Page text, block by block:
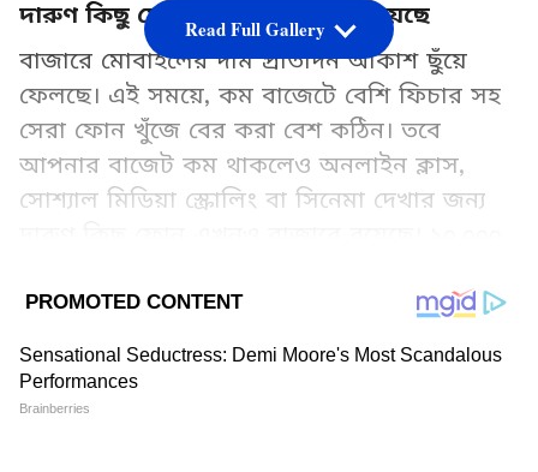
দারুণ কিছু ফোন এখনও বাজারে রয়েছে
বাজারে মোবাইলের দাম প্রতিদিন আকাশ ছুঁয়ে
ফেলছে। এই সময়ে, কম বাজেটে বেশি ফিচার সহ
সেরা ফোন খুঁজে বের করা বেশ কঠিন। তবে
আপনার বাজেট কম থাকলেও অনলাইন ক্লাস,
সোশ্যাল মিডিয়া স্ক্রোলিং বা সিনেমা দেখার জন্য
ব্যাটারি লাইফ এবং ভালোমানের ক্যামেরা সহ সেরা
Add Asianetnews Bangla as a Preferred
Read Full Gallery